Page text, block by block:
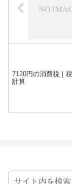
7120円の消費税｜
計算